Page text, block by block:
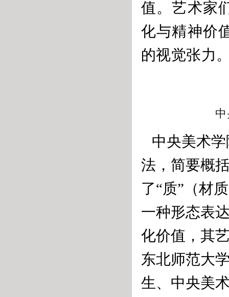
值。艺术家
化与精神价
的视觉张力
中央美术学
法，简要概
了“质”（材
一种形态表
化价值，其
东北师范大
生、中央美